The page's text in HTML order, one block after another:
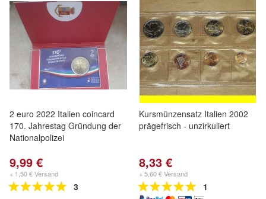
2 euro 2022 Italien coincard
170. Jahrestag Gründung der
Nationalpolizei
9,99 €
+ 1,50 € Versand
3
Kursmünzensatz Italien 2002
prägefrisch - unzirkuliert
8,33 €
+ 5,60 € Versand
1